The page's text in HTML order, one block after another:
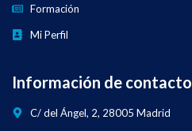
Formación
Mi Perfil
Información de contacto
C/ del Ángel, 2, 28005 Madrid